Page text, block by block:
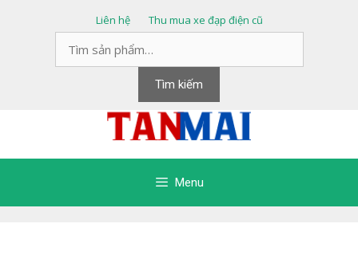
Liên hệ
Thu mua xe đạp điện cũ
kiếm:
Tìm kiếm
Menu